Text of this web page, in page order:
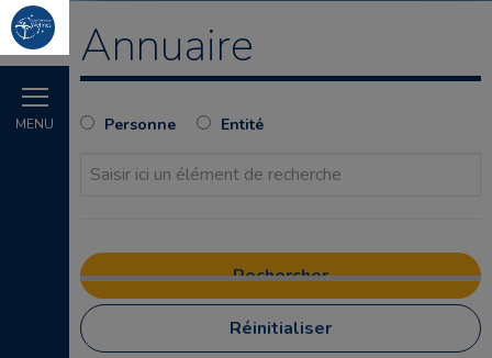
MENU
Annuaire
Personne Entité
Réinitialiser